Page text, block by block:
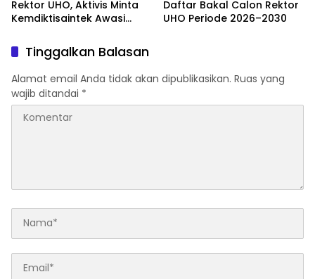
Rektor UHO, Aktivis Minta
Kemdiktisaintek Awasi
Daftar Bakal Calon Rektor
UHO Periode 2026–2030
Tinggalkan Balasan
Alamat email Anda tidak akan dipublikasikan. Ruas yang
wajib ditandai *